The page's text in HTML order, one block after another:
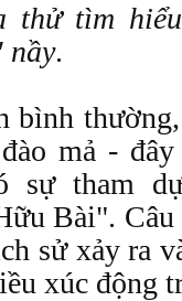
thử tìm
nầy.
bình
mả -
sự tham
Bài".
sử xảy ra
xúc động